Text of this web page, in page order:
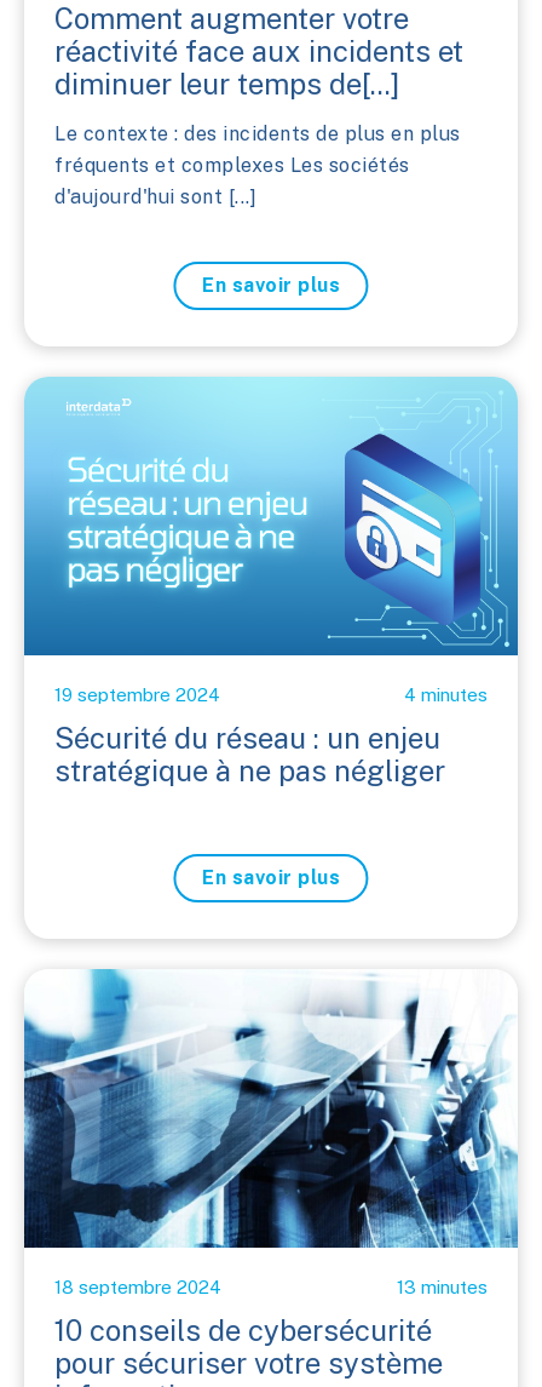
Comment augmenter votre
réactivité face aux incidents et
diminuer leur temps de[...]
Le contexte : des incidents de plus en plus
fréquents et complexes Les sociétés
d'aujourd'hui sont [...]
En savoir plus
19 septembre 2024 4 minutes
Sécurité du réseau : un enjeu
stratégique à ne pas négliger
En savoir plus
18 septembre 2024 13 minutes
10 conseils de cybersécurité
pour sécuriser votre système